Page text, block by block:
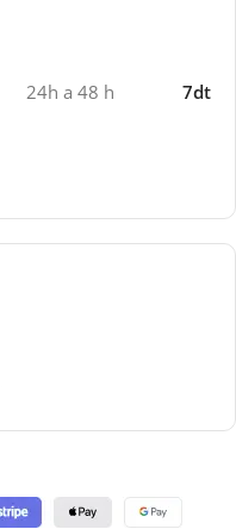
24h a 48 h 7dt